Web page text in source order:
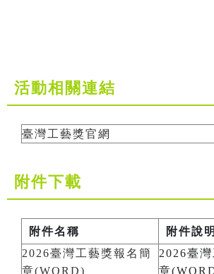
活動相關連結
臺灣工藝獎官網
附件下載
附件名稱
附件說明
2026臺灣工藝獎報名簡
章(WORD)
2026臺
章